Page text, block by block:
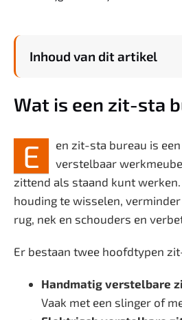
Zwanger & Baby
Inhoud van dit artikel
Wat is een zit-sta
E
en zit-sta bureau is
verstelbaar
zittend als staand kunt
houding te wisselen,
rug, nek en schouders en
Er bestaan twee hoofdtypen
Handmatig verstelbare
Vaak met een slinger of